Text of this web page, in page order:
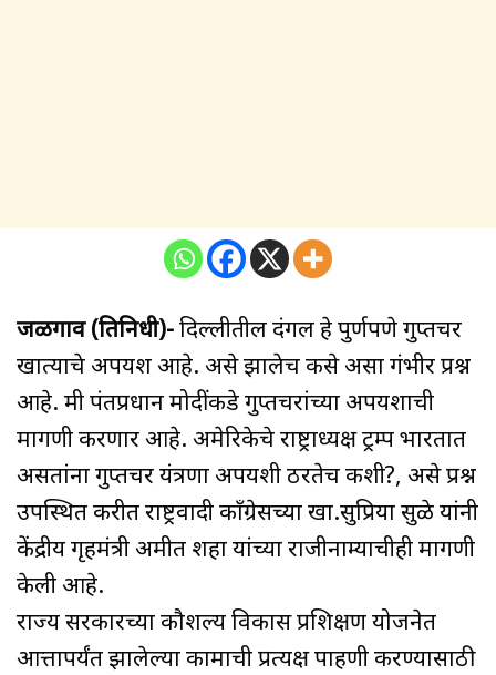
जळगाव (प्रतिनिधी)-दिल्लीतील दंगल हे पुर्णपणे गुप्तचर
खात्याचे अपयश आहे. असे झालेच कसे असा गंभीर प्रश्न
आहे. मी पंतप्रधान मोदींकडे गुप्तचरांच्या अपयशाची
मागणी करणार आहे. अमेरिकेचे राष्ट्राध्यक्ष ट्रम्प भारतात
असतांना गुप्तचर यंत्रणा अपयशी ठरतेच कशी?, असे प्रश्न
उपस्थित करीत राष्ट्रवादी काँग्रेसच्या खा.सुप्रिया सुळे यांनी
केंद्रीय गृहमंत्री अमीत शहा यांच्या राजीनाम्याचीही मागणी
केली आहे.
राज्य सरकारच्या कौशल्य विकास प्रशिक्षण योजनेत
आत्तापर्यंत झालेल्या कामाची प्रत्यक्ष पाहणी करण्यासाठी